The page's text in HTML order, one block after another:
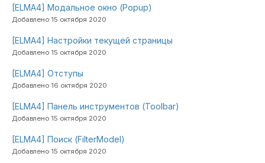
[ELMA4] Модальное окно (Popup)
Добавлено 15 октября 2020
[ELMA4] Настройки текущей страницы
Добавлено 15 октября 2020
[ELMA4] Отступы
Добавлено 16 октября 2020
[ELMA4] Панель инструментов (Toolbar)
Добавлено 15 октября 2020
[ELMA4] Поиск (FilterModel)
Добавлено 15 октября 2020